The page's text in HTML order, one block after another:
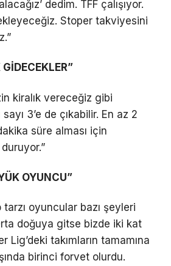
dedim. TFF çalışıyor.
Stoper takviyesini
kiralık vereceğiz gibi
3’e de çıkabilir. En az 2
süre alması için
OYUNCU”
oyuncular bazı şeyleri
doğuya gitse bizde iki kat
Lig’deki takımların tamamına
birinci forvet olurdu.